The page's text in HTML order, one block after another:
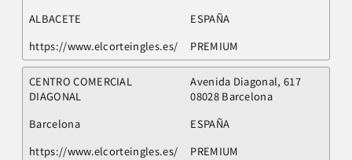
ALBACETE
ESPAÑA
https://www.elcorteingles.es/
PREMIUM
CENTRO COMERCIAL
DIAGONAL
Avenida Diagonal, 617
08028 Barcelona
Barcelona
ESPAÑA
https://www.elcorteingles.es/
PREMIUM